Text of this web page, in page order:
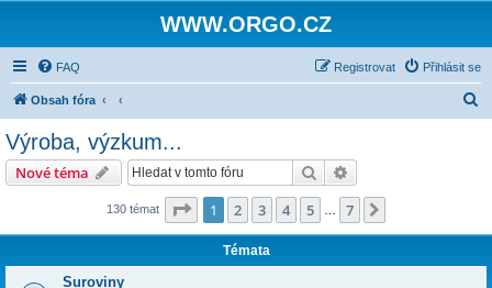
WWW.ORGO.CZ
FAQ Přihlásit se
Registrovat
Obsah fóra
Výroba, výzkum...
Nové téma Hledat
130 témat Stránka z
1 2 3 4 5 7
Témata
Suroviny